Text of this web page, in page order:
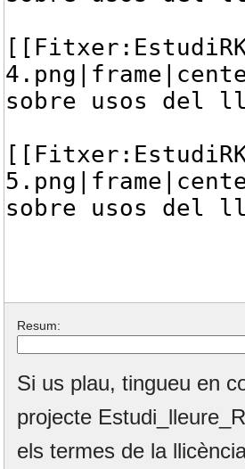
Resum:
Si us plau, tingueu en
projecte
els termes de la